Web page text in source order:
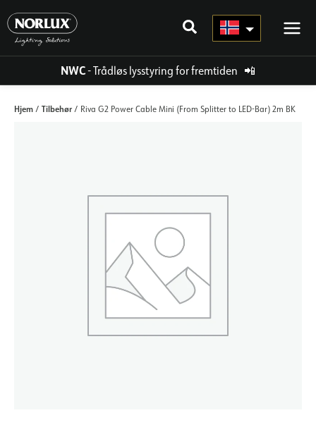
rett
innholdet
NWC- Trådløs lysstyring for fremtiden 📲
Hjem / Tilbehør/ Riva G2 Power Cable Mini (From Splitter to LED-Bar) 2m BK